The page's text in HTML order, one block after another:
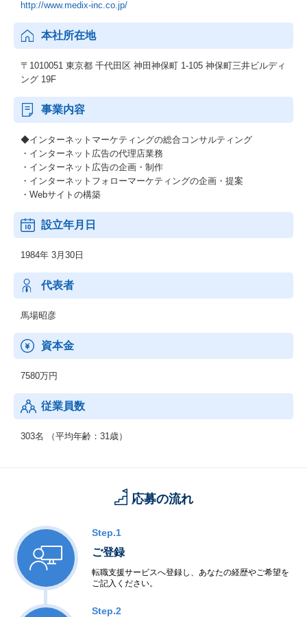
http://www.medix-inc.co.jp/
本社所在地
〒1010051 東京都 千代田区 神田神保町 1-105 神保町三井ビルディ
ング 19F
事業内容
◆インターネットマーケティングの総合コンサルティング
・インターネット広告の代理店業務
・インターネット広告の企画・制作
・インターネットフォローマーケティングの企画・提案
・Webサイトの構築
設立年月日
1984年 3月30日
代表者
馬場昭彦
資本金
7580万円
従業員数
303名 （平均年齢：31歳）
応募の流れ
Step.1
ご登録
転職支援サービスへ登録し、あなたの経歴やご希望を
ご記入ください。
Step.2